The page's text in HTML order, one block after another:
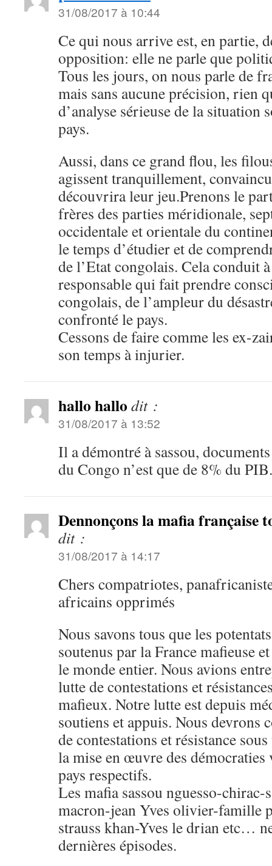
31/08/2017 à 10:44
Ce qui nous arrive est, en partie,
opposition: elle ne parle que
Tous les jours, on nous parle de
mais sans aucune précision, rien
d’analyse sérieuse de la situation
pays.
Aussi, dans ce grand flou, les
agissent tranquillement,
découvrira leur jeu.Prenons le
frères des parties méridionale,
occidentale et orientale du
le temps d’étudier et de
de l’Etat congolais. Cela conduit
responsable qui fait prendre
congolais, de l’ampleur du
confronté le pays.
Cessons de faire comme les ex-
son temps à injurier.
hallo hallo dit :
31/08/2017 à 13:52
Il a démontré à sassou,
du Congo n’est que de 8% du PIB.
Dennonçons la mafia française
dit :
31/08/2017 à 14:17
Chers compatriotes,
africains opprimés
Nous savons tous que les
soutenus par la France mafieuse
le monde entier. Nous avions
lutte de contestations et
mafieux. Notre lutte est depuis
soutiens et appuis. Nous devrons
de contestations et résistance
la mise en œuvre des démocraties
pays respectifs.
Les mafia sassou nguesso-
macron-jean Yves olivier-famille
strauss khan-Yves le drian etc…
dernières épisodes.